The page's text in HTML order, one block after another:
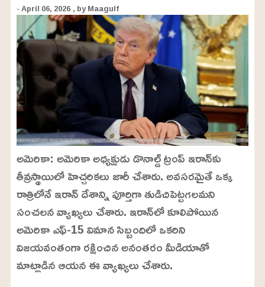
- April 06, 2026 , by Maagulf
అమెరికా: అమెరికా అధ్యక్షుడు డొనాల్డ్ ట్రంప్ ఇరాన్‌కు
తీవ్రస్థాయిలో హెచ్చరికలు జారీ చేశారు. అవసరమైతే ఒక్క
రాత్రిలోనే ఇరాన్ దేశాన్ని పూర్తిగా తుడిచిపెట్టగలమని
సంచలన వ్యాఖ్యలు చేశారు. ఇరాన్‌లో కూలిపోయిన
అమెరికా ఎఫ్-15 విమాన సిబ్బందిలో ఒకరిని
విజయవంతంగా రక్షించిన అనంతరం మీడియాతో
మాట్లాడిన ఆయన ఈ వ్యాఖ్యలు చేశారు.